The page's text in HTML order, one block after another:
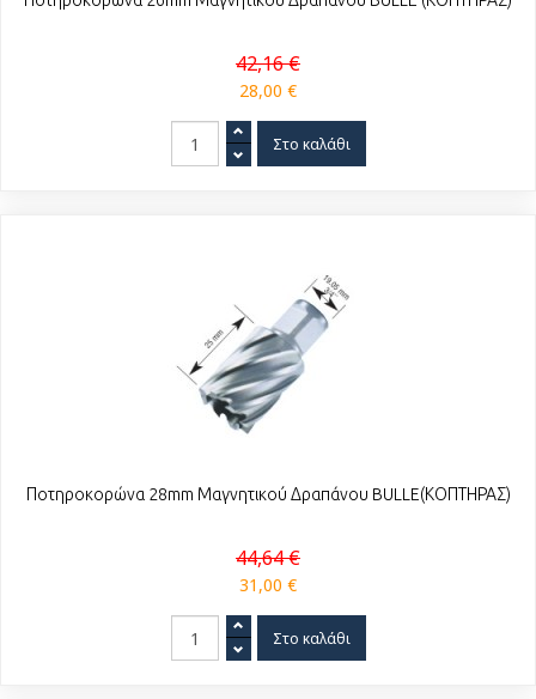
42,16 €
28,00 €
Ποτηροκορώνα 28mm Μαγνητικού Δραπάνου BULLE(ΚΟΠΤΗΡΑΣ)
44,64 €
31,00 €